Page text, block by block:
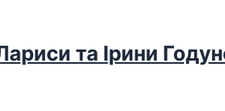
та Ірини